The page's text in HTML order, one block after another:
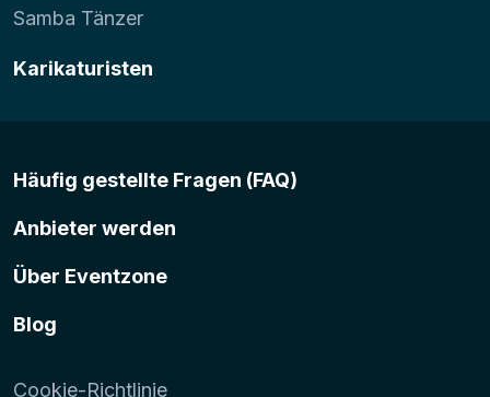
Samba Tänzer
Karikaturisten
Häufig gestellte Fragen (FAQ)
Anbieter werden
Über Eventzone
Blog
Cookie-Richtlinie